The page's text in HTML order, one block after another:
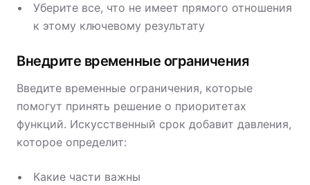
Уберите все, что не имеет прямого отношения
к этому ключевому результату
Внедрите временные ограничения
Введите временные ограничения, которые
помогут принять решение о приоритетах
функций. Искусственный срок добавит давления,
которое определит:
Какие части важны